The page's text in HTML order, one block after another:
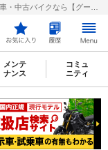
メンテ
ナンス
コミュ
ニティ